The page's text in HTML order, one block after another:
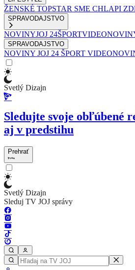
ŽENSKÉ TOPSTAR SME CHLAPI
SPRAVODAJSTVO
NOVINYJOJ 24ŠPORT
SPRAVODAJSTVO
NOVINY JOJ 24 ŠPORT
Svetlý Dizajn
Sledujte svoje obľúbené
aj v predstihu
Prehrať
Svetlý Dizajn
Sleduj TV JOJ správy